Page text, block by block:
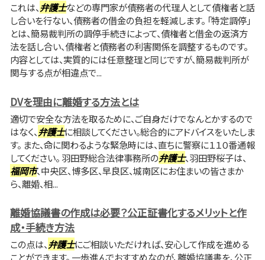
これは、 弁護士などの専門家が債務者の代理人として債権者と話
し合いを行ない、債務者の借金の負担を軽減します。 「特定調停」
とは、簡易裁判所の調停手続きによって、債権者と借金の返済方
法を話し合い、債権者と債務者の利害関係を調整するものです。
内容としては、実質的には任意整理と同じですが、簡易裁判所が
関与する点が相違点で...
DVを理由に離婚する方法とは
適切で安全な方法を取るために、ご自身だけでなんとかするので
はなく、 弁護士に相談してください。総合的にアドバイスをいたしま
す。 また、命に関わるような緊急時には、直ちに警察に１１０番通報
してください。 羽田野総合法律事務所の弁護士、羽田野桜子は、
福岡市、中央区、博多区、早良区、城南区にお住まいの皆さまか
ら、離婚、相...
離婚協議書の作成は必要？公正証書化するメリットと作
成・手続き方法
この点は、 弁護士にご相談いただければ、安心して作成を進める
ことができます。 一歩進んでおすすめなのが、離婚協議書を、公正